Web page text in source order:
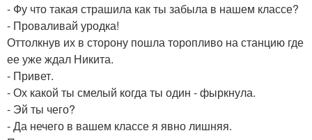
- Фу что такая страшила как ты забыла в нашем классе?
- Проваливай уродка!
Оттолкнув их в сторону пошла торопливо на станцию где
ее уже ждал Никита.
- Привет.
- Ох какой ты смелый когда ты один - фыркнула.
- Эй ты чего?
- Да нечего в вашем классе я явно лишняя.